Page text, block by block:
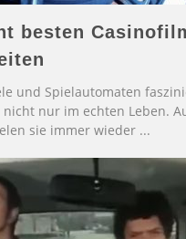
besten
und Spielautomaten
nicht nur im echten Leben.
sie immer wieder ...